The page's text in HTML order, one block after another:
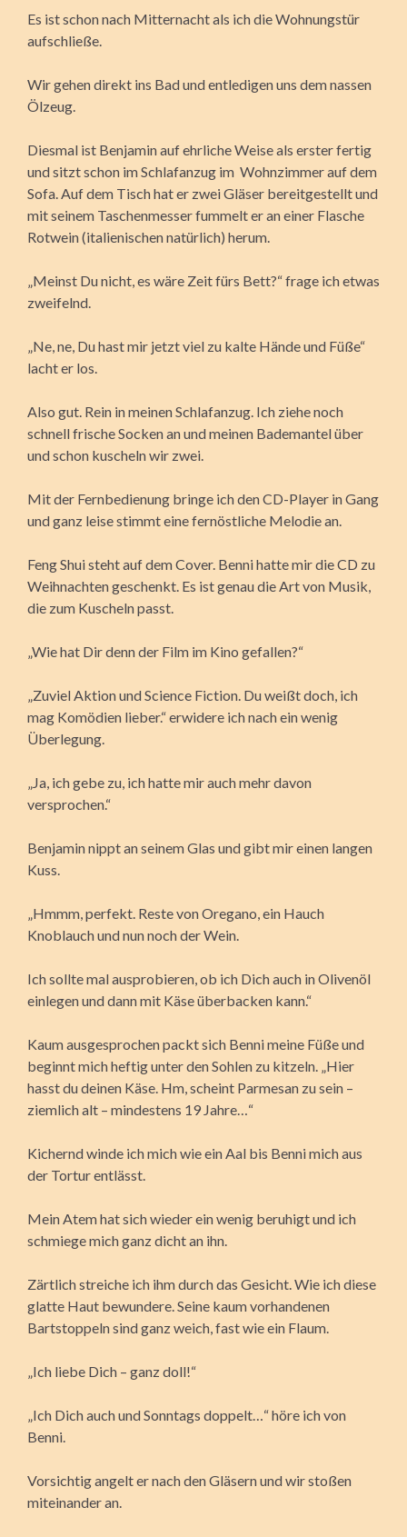
Es ist schon nach Mitternacht als ich die Wohnungstür
aufschließe.
Wir gehen direkt ins Bad und entledigen uns dem nassen
Ölzeug.
Diesmal ist Benjamin auf ehrliche Weise als erster fertig
und sitzt schon im Schlafanzug im Wohnzimmer auf dem
Sofa. Auf dem Tisch hat er zwei Gläser bereitgestellt und
mit seinem Taschenmesser fummelt er an einer Flasche
Rotwein (italienischen natürlich) herum.
„Meinst Du nicht, es wäre Zeit fürs Bett?“ frage ich etwas
zweifelnd.
„Ne, ne, Du hast mir jetzt viel zu kalte Hände und Füße“
lacht er los.
Also gut. Rein in meinen Schlafanzug. Ich ziehe noch
schnell frische Socken an und meinen Bademantel über
und schon kuscheln wir zwei.
Mit der Fernbedienung bringe ich den CD-Player in Gang
und ganz leise stimmt eine fernöstliche Melodie an.
Feng Shui steht auf dem Cover. Benni hatte mir die CD zu
Weihnachten geschenkt. Es ist genau die Art von Musik,
die zum Kuscheln passt.
„Wie hat Dir denn der Film im Kino gefallen?“
„Zuviel Aktion und Science Fiction. Du weißt doch, ich
mag Komödien lieber.“ erwidere ich nach ein wenig
Überlegung.
„Ja, ich gebe zu, ich hatte mir auch mehr davon
versprochen.“
Benjamin nippt an seinem Glas und gibt mir einen langen
Kuss.
„Hmmm, perfekt. Reste von Oregano, ein Hauch
Knoblauch und nun noch der Wein.
Ich sollte mal ausprobieren, ob ich Dich auch in Olivenöl
einlegen und dann mit Käse überbacken kann.“
Kaum ausgesprochen packt sich Benni meine Füße und
beginnt mich heftig unter den Sohlen zu kitzeln. „Hier
hasst du deinen Käse. Hm, scheint Parmesan zu sein –
ziemlich alt – mindestens 19 Jahre…“
Kichernd winde ich mich wie ein Aal bis Benni mich aus
der Tortur entlässt.
Mein Atem hat sich wieder ein wenig beruhigt und ich
schmiege mich ganz dicht an ihn.
Zärtlich streiche ich ihm durch das Gesicht. Wie ich diese
glatte Haut bewundere. Seine kaum vorhandenen
Bartstoppeln sind ganz weich, fast wie ein Flaum.
„Ich liebe Dich – ganz doll!“
„Ich Dich auch und Sonntags doppelt…“ höre ich von
Benni.
Vorsichtig angelt er nach den Gläsern und wir stoßen
miteinander an.